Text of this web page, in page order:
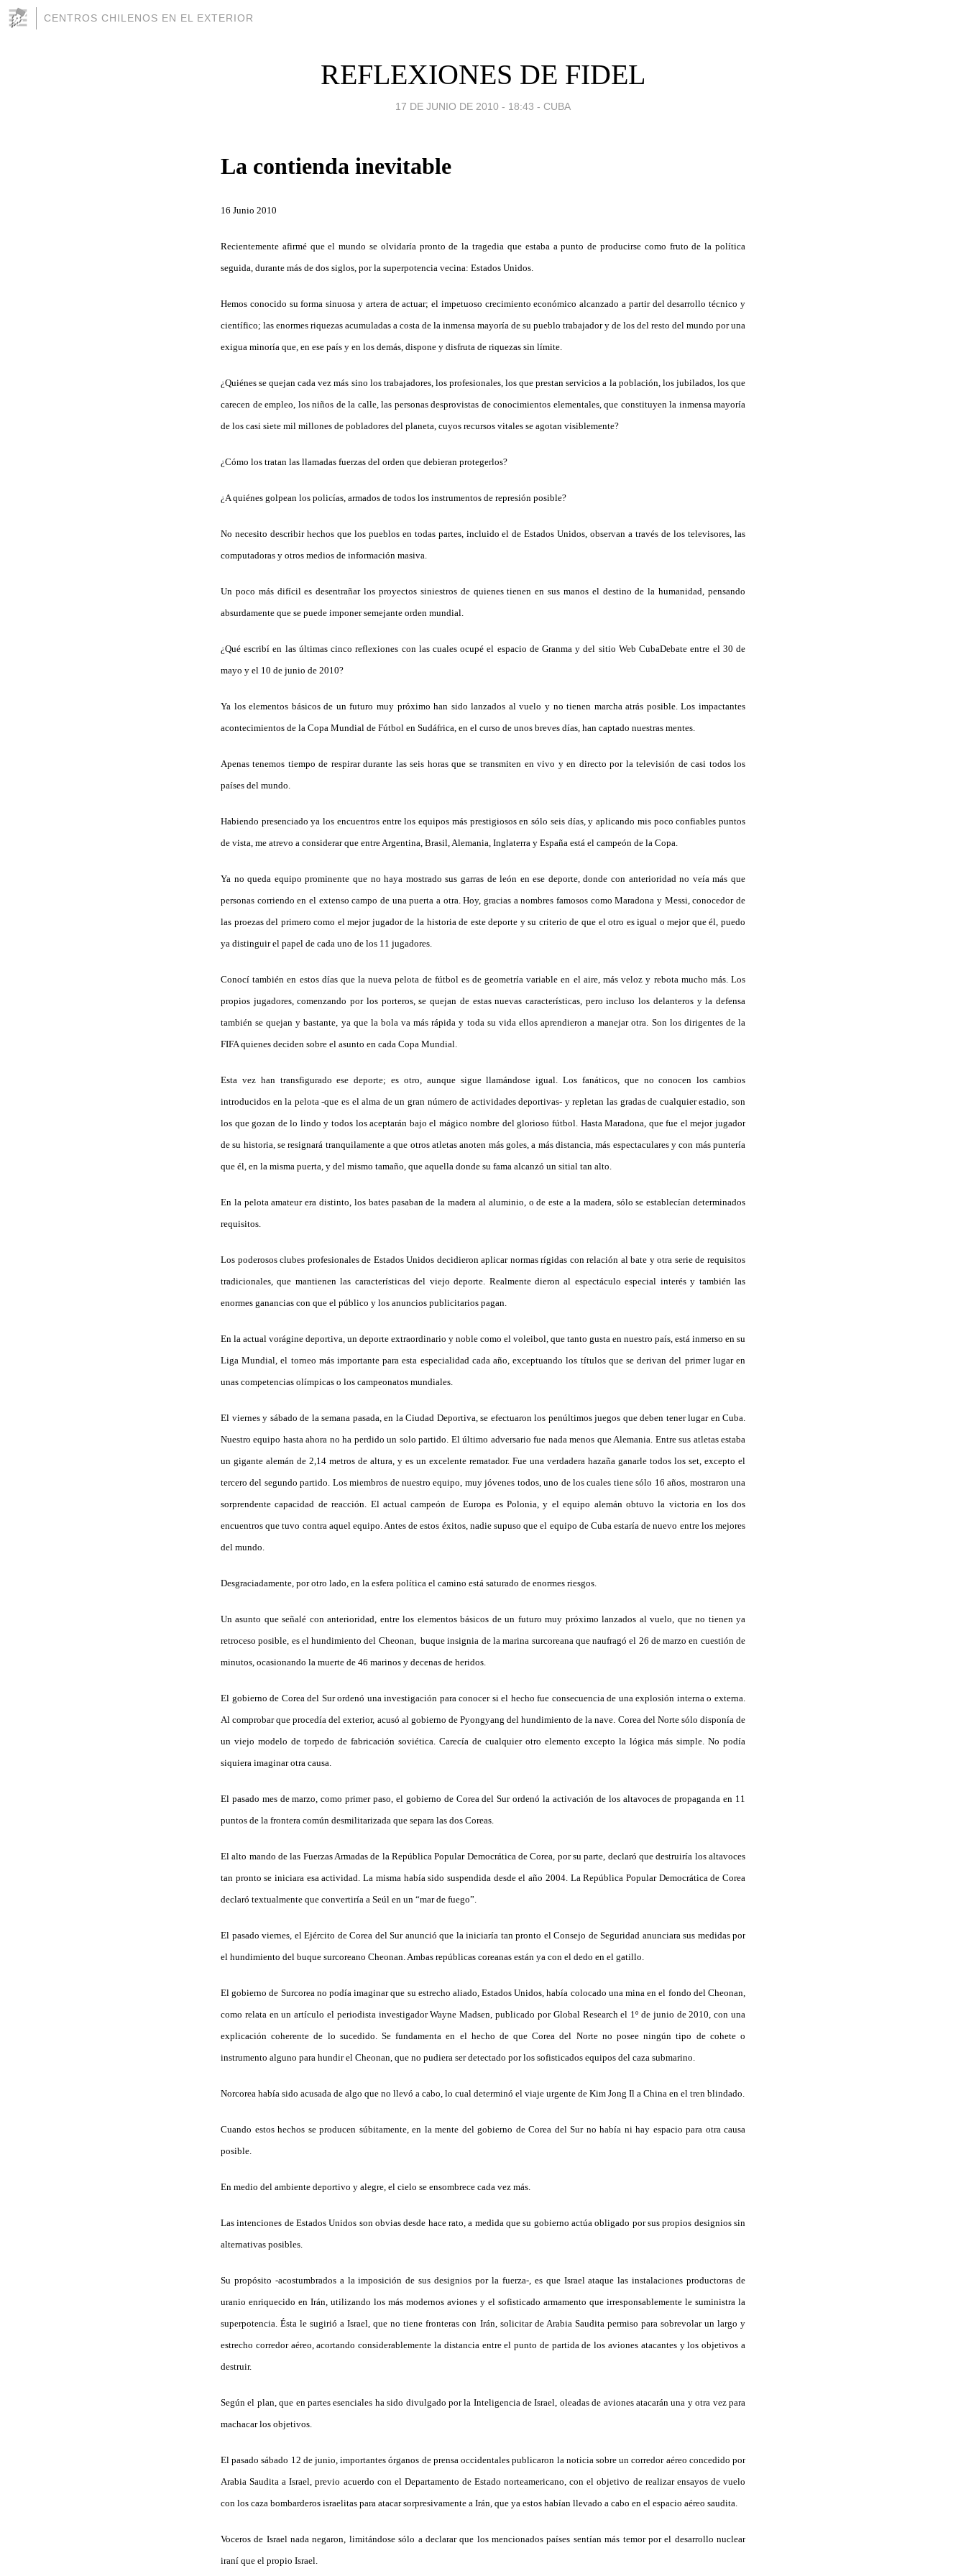
CENTROS CHILENOS EN EL EXTERIOR
REFLEXIONES DE FIDEL
17 DE JUNIO DE 2010 - 18:43 - CUBA
La contienda inevitable
16 Junio 2010
Recientemente afirmé que el mundo se olvidaría pronto de la tragedia que estaba a punto de producirse como fruto de la política
seguida, durante más de dos siglos, por la superpotencia vecina: Estados Unidos.
Hemos conocido su forma sinuosa y artera de actuar; el impetuoso crecimiento económico alcanzado a partir del desarrollo técnico y
científico; las enormes riquezas acumuladas a costa de la inmensa mayoría de su pueblo trabajador y de los del resto del mundo por una
exigua minoría que, en ese país y en los demás, dispone y disfruta de riquezas sin límite.
¿Quiénes se quejan cada vez más sino los trabajadores, los profesionales, los que prestan servicios a la población, los jubilados, los que
carecen de empleo, los niños de la calle, las personas desprovistas de conocimientos elementales, que constituyen la inmensa mayoría
de los casi siete mil millones de pobladores del planeta, cuyos recursos vitales se agotan visiblemente?
¿Cómo los tratan las llamadas fuerzas del orden que debieran protegerlos?
¿A quiénes golpean los policías, armados de todos los instrumentos de represión posible?
No necesito describir hechos que los pueblos en todas partes, incluido el de Estados Unidos, observan a través de los televisores, las
computadoras y otros medios de información masiva.
Un poco más difícil es desentrañar los proyectos siniestros de quienes tienen en sus manos el destino de la humanidad, pensando
absurdamente que se puede imponer semejante orden mundial.
¿Qué escribí en las últimas cinco reflexiones con las cuales ocupé el espacio de Granma y del sitio Web CubaDebate entre el 30 de
mayo y el 10 de junio de 2010?
Ya los elementos básicos de un futuro muy próximo han sido lanzados al vuelo y no tienen marcha atrás posible. Los impactantes
acontecimientos de la Copa Mundial de Fútbol en Sudáfrica, en el curso de unos breves días, han captado nuestras mentes.
Apenas tenemos tiempo de respirar durante las seis horas que se transmiten en vivo y en directo por la televisión de casi todos los
países del mundo.
Habiendo presenciado ya los encuentros entre los equipos más prestigiosos en sólo seis días, y aplicando mis poco confiables puntos
de vista, me atrevo a considerar que entre Argentina, Brasil, Alemania, Inglaterra y España está el campeón de la Copa.
Ya no queda equipo prominente que no haya mostrado sus garras de león en ese deporte, donde con anterioridad no veía más que
personas corriendo en el extenso campo de una puerta a otra. Hoy, gracias a nombres famosos como Maradona y Messi, conocedor de
las proezas del primero como el mejor jugador de la historia de este deporte y su criterio de que el otro es igual o mejor que él, puedo
ya distinguir el papel de cada uno de los 11 jugadores.
Conocí también en estos días que la nueva pelota de fútbol es de geometría variable en el aire, más veloz y rebota mucho más. Los
propios jugadores, comenzando por los porteros, se quejan de estas nuevas características, pero incluso los delanteros y la defensa
también se quejan y bastante, ya que la bola va más rápida y toda su vida ellos aprendieron a manejar otra. Son los dirigentes de la
FIFA quienes deciden sobre el asunto en cada Copa Mundial.
Esta vez han transfigurado ese deporte; es otro, aunque sigue llamándose igual. Los fanáticos, que no conocen los cambios
introducidos en la pelota -que es el alma de un gran número de actividades deportivas- y repletan las gradas de cualquier estadio, son
los que gozan de lo lindo y todos los aceptarán bajo el mágico nombre del glorioso fútbol. Hasta Maradona, que fue el mejor jugador
de su historia, se resignará tranquilamente a que otros atletas anoten más goles, a más distancia, más espectaculares y con más puntería
que él, en la misma puerta, y del mismo tamaño, que aquella donde su fama alcanzó un sitial tan alto.
En la pelota amateur era distinto, los bates pasaban de la madera al aluminio, o de este a la madera, sólo se establecían determinados
requisitos.
Los poderosos clubes profesionales de Estados Unidos decidieron aplicar normas rígidas con relación al bate y otra serie de requisitos
tradicionales, que mantienen las características del viejo deporte. Realmente dieron al espectáculo especial interés y también las
enormes ganancias con que el público y los anuncios publicitarios pagan.
En la actual vorágine deportiva, un deporte extraordinario y noble como el voleibol, que tanto gusta en nuestro país, está inmerso en su
Liga Mundial, el torneo más importante para esta especialidad cada año, exceptuando los títulos que se derivan del primer lugar en
unas competencias olímpicas o los campeonatos mundiales.
El viernes y sábado de la semana pasada, en la Ciudad Deportiva, se efectuaron los penúltimos juegos que deben tener lugar en Cuba.
Nuestro equipo hasta ahora no ha perdido un solo partido. El último adversario fue nada menos que Alemania. Entre sus atletas estaba
un gigante alemán de 2,14 metros de altura, y es un excelente rematador. Fue una verdadera hazaña ganarle todos los set, excepto el
tercero del segundo partido. Los miembros de nuestro equipo, muy jóvenes todos, uno de los cuales tiene sólo 16 años, mostraron una
sorprendente capacidad de reacción. El actual campeón de Europa es Polonia, y el equipo alemán obtuvo la victoria en los dos
encuentros que tuvo contra aquel equipo. Antes de estos éxitos, nadie supuso que el equipo de Cuba estaría de nuevo entre los mejores
del mundo.
Desgraciadamente, por otro lado, en la esfera política el camino está saturado de enormes riesgos.
Un asunto que señalé con anterioridad, entre los elementos básicos de un futuro muy próximo lanzados al vuelo, que no tienen ya
retroceso posible, es el hundimiento del Cheonan, buque insignia de la marina surcoreana que naufragó el 26 de marzo en cuestión de
minutos, ocasionando la muerte de 46 marinos y decenas de heridos.
El gobierno de Corea del Sur ordenó una investigación para conocer si el hecho fue consecuencia de una explosión interna o externa.
Al comprobar que procedía del exterior, acusó al gobierno de Pyongyang del hundimiento de la nave. Corea del Norte sólo disponía de
un viejo modelo de torpedo de fabricación soviética. Carecía de cualquier otro elemento excepto la lógica más simple. No podía
siquiera imaginar otra causa.
El pasado mes de marzo, como primer paso, el gobierno de Corea del Sur ordenó la activación de los altavoces de propaganda en 11
puntos de la frontera común desmilitarizada que separa las dos Coreas.
El alto mando de las Fuerzas Armadas de la República Popular Democrática de Corea, por su parte, declaró que destruiría los altavoces
tan pronto se iniciara esa actividad. La misma había sido suspendida desde el año 2004. La República Popular Democrática de Corea
declaró textualmente que convertiría a Seúl en un “mar de fuego”.
El pasado viernes, el Ejército de Corea del Sur anunció que la iniciaría tan pronto el Consejo de Seguridad anunciara sus medidas por
el hundimiento del buque surcoreano Cheonan. Ambas repúblicas coreanas están ya con el dedo en el gatillo.
El gobierno de Surcorea no podía imaginar que su estrecho aliado, Estados Unidos, había colocado una mina en el fondo del Cheonan,
como relata en un artículo el periodista investigador Wayne Madsen, publicado por Global Research el 1º de junio de 2010, con una
explicación coherente de lo sucedido. Se fundamenta en el hecho de que Corea del Norte no posee ningún tipo de cohete o
instrumento alguno para hundir el Cheonan, que no pudiera ser detectado por los sofisticados equipos del caza submarino.
Norcorea había sido acusada de algo que no llevó a cabo, lo cual determinó el viaje urgente de Kim Jong Il a China en el tren blindado.
Cuando estos hechos se producen súbitamente, en la mente del gobierno de Corea del Sur no había ni hay espacio para otra causa
posible.
En medio del ambiente deportivo y alegre, el cielo se ensombrece cada vez más.
Las intenciones de Estados Unidos son obvias desde hace rato, a medida que su gobierno actúa obligado por sus propios designios sin
alternativas posibles.
Su propósito ­-acostumbrados a la imposición de sus designios por la fuerza-, es que Israel ataque las instalaciones productoras de
uranio enriquecido en Irán, utilizando los más modernos aviones y el sofisticado armamento que irresponsablemente le suministra la
superpotencia. Ésta le sugirió a Israel, que no tiene fronteras con Irán, solicitar de Arabia Saudita permiso para sobrevolar un largo y
estrecho corredor aéreo, acortando considerablemente la distancia entre el punto de partida de los aviones atacantes y los objetivos a
destruir.
Según el plan, que en partes esenciales ha sido divulgado por la Inteligencia de Israel, oleadas de aviones atacarán una y otra vez para
machacar los objetivos.
El pasado sábado 12 de junio, importantes órganos de prensa occidentales publicaron la noticia sobre un corredor aéreo concedido por
Arabia Saudita a Israel, previo acuerdo con el Departamento de Estado norteamericano, con el objetivo de realizar ensayos de vuelo
con los caza bombarderos israelitas para atacar sorpresivamente a Irán, que ya estos habían llevado a cabo en el espacio aéreo saudita.
Voceros de Israel nada negaron, limitándose sólo a declarar que los mencionados países sentían más temor por el desarrollo nuclear
iraní que el propio Israel.